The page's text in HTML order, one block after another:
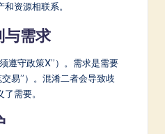
资源相联系。
与需求
遵守政策X”）。需求是需要
易”）。混淆二者会导致歧
需要。